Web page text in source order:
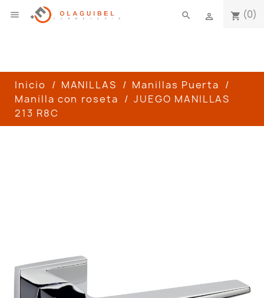
 shopping_cart (0)

search
Inicio MANILLAS
Manillas Puerta
Manilla con roseta
JUEGO MANILLAS
213 R8C